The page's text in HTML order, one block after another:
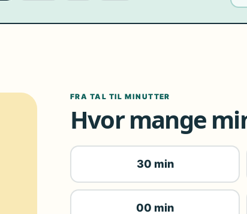
FRA TAL TIL MINUTTER
Hvor mange
30 min
00 min